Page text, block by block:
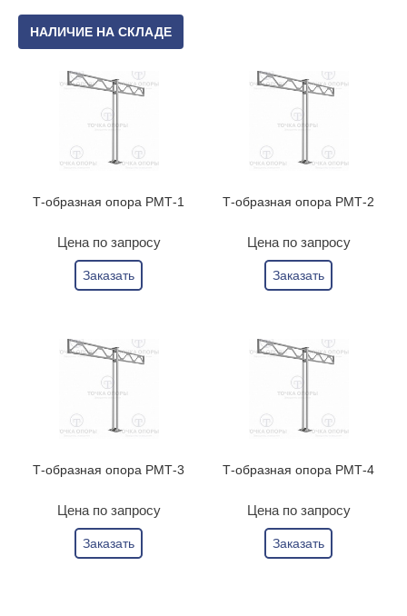
НАЛИЧИЕ НА СКЛАДЕ
Т-образная опора РМТ-1
Цена по запросу
Заказать
Т-образная опора РМТ-2
Цена по запросу
Заказать
Т-образная опора РМТ-3
Цена по запросу
Заказать
Т-образная опора РМТ-4
Цена по запросу
Заказать